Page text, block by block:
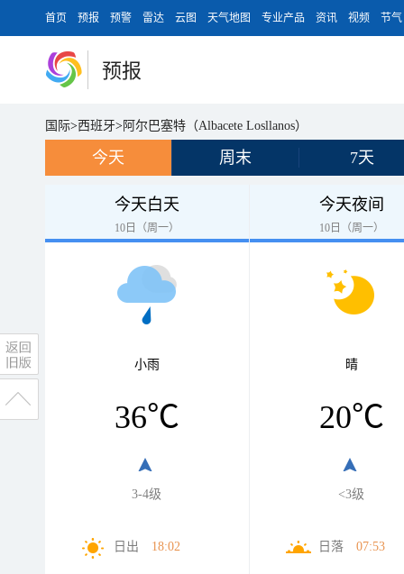
首页 预报 预警 雷达 云图 天气地图 专业产品 资讯 视频 节气
预报
国际>西班牙> 阿尔巴塞特（Albacete Losllanos）
今天 周末 7天
今天白天
10日（周一）
小雨
36℃
3-4级
日出 18:02
今天夜间
10日（周一）
晴
20℃
<3级
日落 07:53